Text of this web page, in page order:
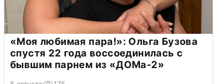
«Моя любимая пара!»: Ольга Бузова
спустя 22 года воссоединилась с
бывшим парнем из «ДОМа-2»